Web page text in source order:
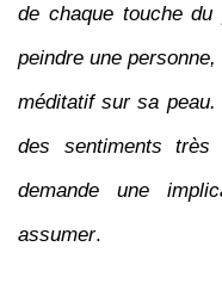
de chaque touche du
peindre une
méditatif sur sa
des sentiments
demande une
assumer.